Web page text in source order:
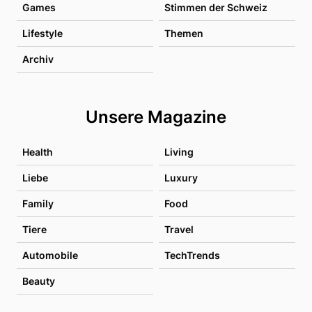
Games Stimmen der Schweiz
Lifestyle Themen
Archiv
Unsere Magazine
Health Living
Liebe Luxury
Family Food
Tiere Travel
Automobile TechTrends
Beauty